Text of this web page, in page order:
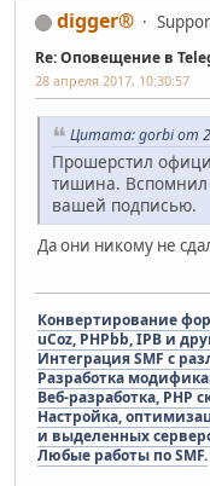
digger®
Re: Оповещение в
28 апреля 2017, 10:30:57
Цитата: gorbi от
Прошерстил
тишина. Вспомнил
вашей подписью.
Да они никому не
Конвертирование
uCoz, PHPbb, IPB и
Интеграция SMF с
Разработка
Веб-разработка, PHP
Настройка,
и выделенных
Любые работы по SMF.